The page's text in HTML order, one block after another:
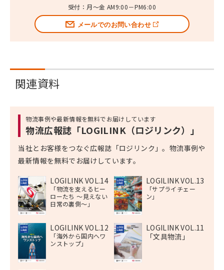
受付：月～金 AM9:00－PM6:00
メールでのお問い合わせ
関連資料
物流事例や最新情報を無料でお届けしています
物流広報誌「LOGILINK（ロジリンク）」
当社とお客様をつなぐ広報誌「ロジリンク」。物流事例や
最新情報を無料でお届けしています。
LOGILINK VOL.14
「物流を支えるヒー
ローたち 〜見えない
日常の裏側〜」
LOGILINK VOL.13
「サプライチェー
ン」
LOGILINK VOL.12
「海外から国内へワ
ンストップ」
LOGILINK VOL.11
「文具物流」